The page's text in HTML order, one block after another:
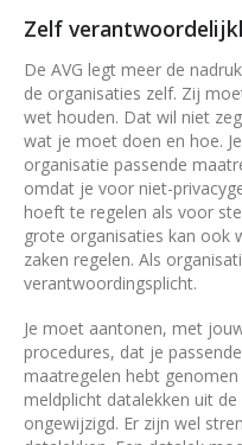
Zelf
De AVG legt meer de
de organisaties zelf. Zij
wet houden. Dat wil niet
wat je moet doen en hoe.
organisatie passende
omdat je voor niet-
hoeft te regelen als voor
grote organisaties kan ook
zaken regelen. Als
verantwoordingsplicht.
Je moet aantonen, met
procedures, dat je
maatregelen hebt
meldplicht datalekken uit
ongewijzigd. Er zijn wel